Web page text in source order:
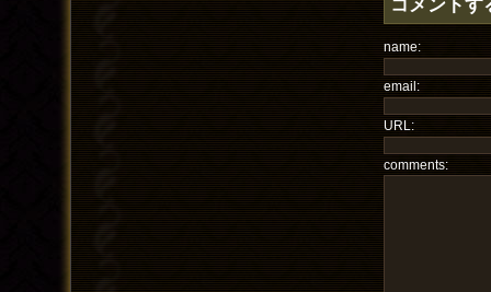
コメントす
name:
email:
URL:
comments: